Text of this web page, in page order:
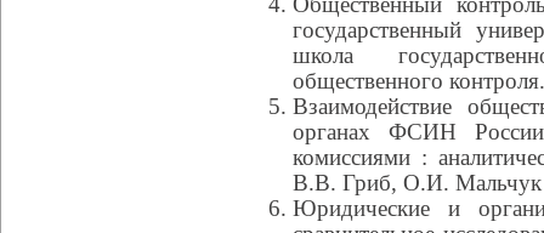
государственный
школа
общественного
Взаимодействие
органах ФСИН
комиссиями :
В.В. Гриб, О.И.
Юридические и